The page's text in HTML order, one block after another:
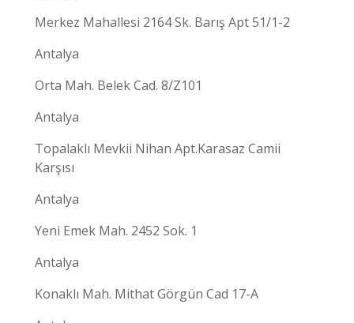
Merkez Mahallesi 2164 Sk. Barış Apt 51/1-2
Antalya
Orta Mah. Belek Cad. 8/Z101
Antalya
Topalaklı Mevkii Nihan Apt.Karasaz Camii
Karşısı
Antalya
Yeni Emek Mah. 2452 Sok. 1
Antalya
Konaklı Mah. Mithat Görgün Cad 17-A